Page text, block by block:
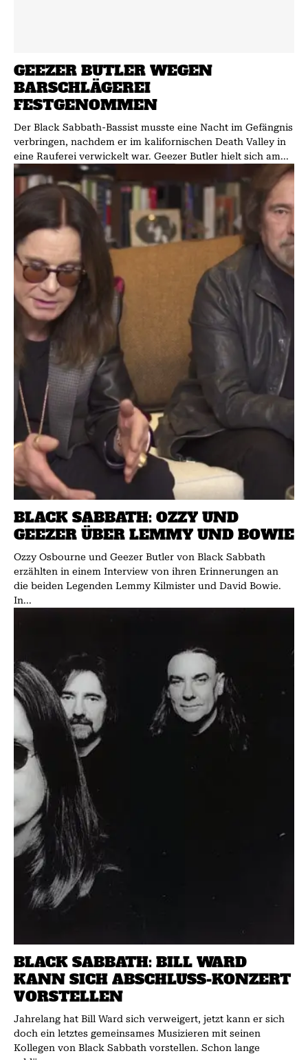
GEEZER BUTLER WEGEN
BARSCHLÄGEREI
FESTGENOMMEN
Der Black Sabbath-Bassist musste eine Nacht im Gefängnis
verbringen, nachdem er im kalifornischen Death Valley in
eine Rauferei verwickelt war. Geezer Butler hielt sich am...
BLACK SABBATH: OZZY UND
GEEZER ÜBER LEMMY UND BOWIE
Ozzy Osbourne und Geezer Butler von Black Sabbath
erzählten in einem Interview von ihren Erinnerungen an
die beiden Legenden Lemmy Kilmister und David Bowie.
In...
BLACK SABBATH: BILL WARD
KANN SICH ABSCHLUSS-KONZERT
VORSTELLEN
Jahrelang hat Bill Ward sich verweigert, jetzt kann er sich
doch ein letztes gemeinsames Musizieren mit seinen
Kollegen von Black Sabbath vorstellen. Schon lange